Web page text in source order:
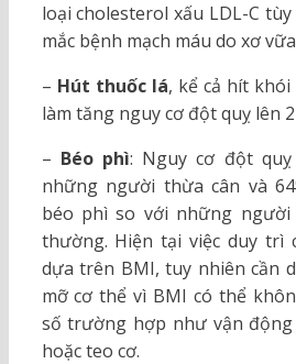
loại cholesterol xấu LDL-C
mắc bệnh mạch máu do xơ
– Hút thuốc lá, kể cả hít
làm tăng nguy cơ đột quỵ lên
– Béo phì: Nguy cơ đột
những người thừa cân và
béo phì so với những người
thường. Hiện tại việc duy trì
dựa trên BMI, tuy nhiên cần
mỡ cơ thể vì BMI có thể
số trường hợp như vận
hoặc teo cơ.